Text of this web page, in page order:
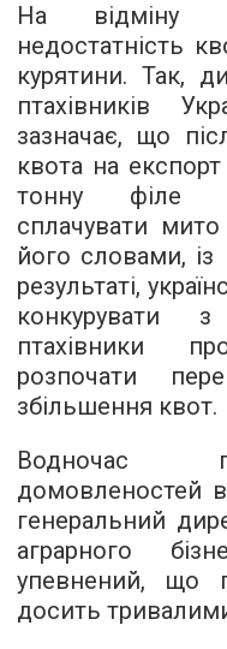
На відміну
недостатність
курятини. Так,
птахівників
зазначає, що
квота на
тонну філе
сплачувати
його словами,
результаті,
конкурувати
птахівники
розпочати
збільшення квот.
Водночас
домовленостей
генеральний
аграрного
упевнений, що
досить